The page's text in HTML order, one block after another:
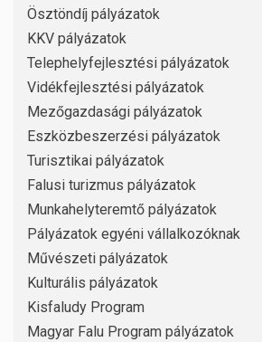
Ösztöndíj pályázatok
KKV pályázatok
Telephelyfejlesztési pályázatok
Vidékfejlesztési pályázatok
Mezőgazdasági pályázatok
Eszközbeszerzési pályázatok
Turisztikai pályázatok
Falusi turizmus pályázatok
Munkahelyteremtő pályázatok
Pályázatok egyéni vállalkozóknak
Művészeti pályázatok
Kulturális pályázatok
Kisfaludy Program
Magyar Falu Program pályázatok